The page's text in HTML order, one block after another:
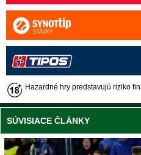
Hazardné hry predstavujú riziko
SÚVISIACE ČLÁNKY